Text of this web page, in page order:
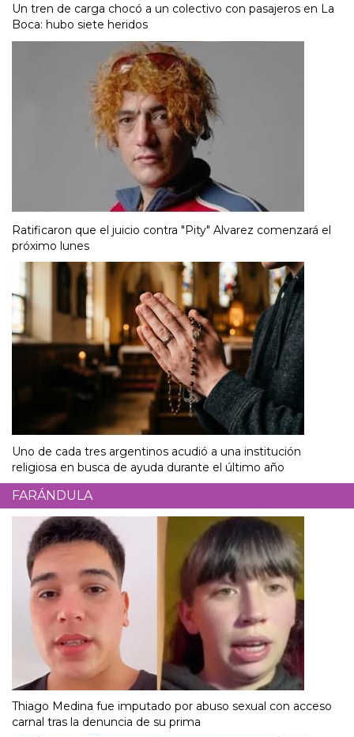
Un tren de carga chocó a un colectivo con pasajeros en La
Boca: hubo siete heridos
Ratificaron que el juicio contra "Pity" Alvarez comenzará el
próximo lunes
Uno de cada tres argentinos acudió a una institución
religiosa en busca de ayuda durante el último año
FARÁNDULA
Thiago Medina fue imputado por abuso sexual con acceso
carnal tras la denuncia de su prima